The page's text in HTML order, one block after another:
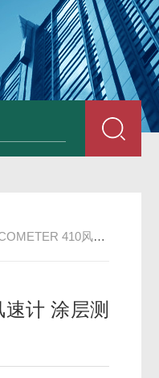
运行故障诊断修复 冷暖双
410风速计 涂层测厚仪
计 涂层测